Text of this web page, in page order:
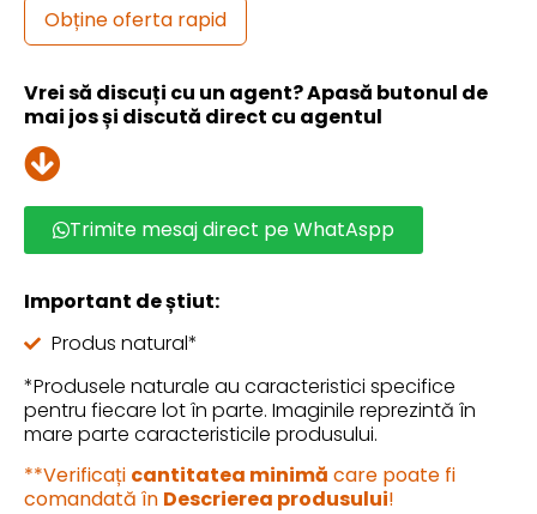
Obține oferta rapid
Vrei să discuți cu un agent? Apasă butonul de
mai jos și discută direct cu agentul
Trimite mesaj direct pe WhatAspp
Important de știut:
Produs natural*
*Produsele naturale au caracteristici specifice
pentru fiecare lot în parte. Imaginile reprezintă în
mare parte caracteristicile produsului.
**Verificați cantitatea minimă care poate fi
comandată în Descrierea produsului!